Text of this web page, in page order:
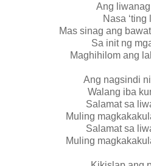
Ang
Nasa ‘ting
Mas sinag ang
Sa init ng
Maghihilom ang
Ang nagsindi
Walang iba
Salamat sa
Muling
Salamat sa
Muling